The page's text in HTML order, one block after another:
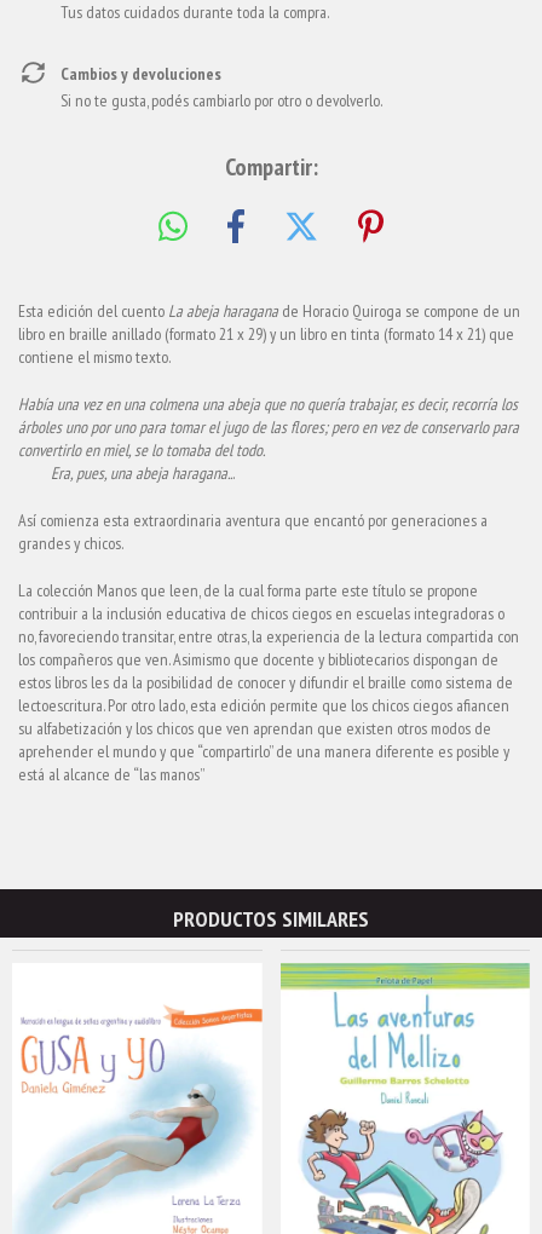
Tus datos cuidados durante toda la compra.
Cambios y devoluciones
Si no te gusta, podés cambiarlo por otro o devolverlo.
Compartir:
Esta edición del cuento La abeja haragana de Horacio Quiroga se compone de un
libro en braille anillado (formato 21 x 29) y un libro en tinta (formato 14 x 21) que
contiene el mismo texto.
Había una vez en una colmena una abeja que no quería trabajar, es decir, recorría los
árboles uno por uno para tomar el jugo de las flores; pero en vez de conservarlo para
convertirlo en miel, se lo tomaba del todo.
Era, pues, una abeja haragana...
Así comienza esta extraordinaria aventura que encantó por generaciones a
grandes y chicos.
La colección Manos que leen, de la cual forma parte este título se propone
contribuir a la inclusión educativa de chicos ciegos en escuelas integradoras o
no, favoreciendo transitar, entre otras, la experiencia de la lectura compartida con
los compañeros que ven. Asimismo que docente y bibliotecarios dispongan de
estos libros les da la posibilidad de conocer y difundir el braille como sistema de
lectoescritura. Por otro lado, esta edición permite que los chicos ciegos afiancen
su alfabetización y los chicos que ven aprendan que existen otros modos de
aprehender el mundo y que “compartirlo” de una manera diferente es posible y
está al alcance de “las manos”
PRODUCTOS SIMILARES